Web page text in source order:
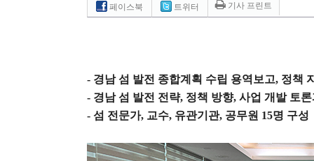
페이스북 트위터 기사 프린트
- 경남 섬 발전 종합계획 수립 용역보고, 정책
- 경남 섬 발전 전략, 정책 방향, 사업 개발 토
- 섬 전문가, 교수, 유관기관, 공무원 15명 구성